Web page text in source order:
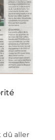
dû aller